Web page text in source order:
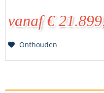
vanaf €
Onthouden